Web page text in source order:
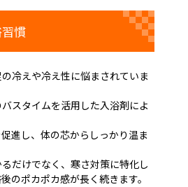
慣
冷えや冷え性に悩まされていま
スタイムを活用した入浴剤によ
進し、体の芯からしっかり温ま
だけでなく、寒さ対策に特化し
のポカポカ感が長く続きます。